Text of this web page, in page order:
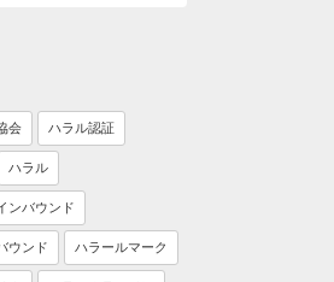
会 ハラル認証
ハラル
ンバウンド
ウンド ハラールマーク